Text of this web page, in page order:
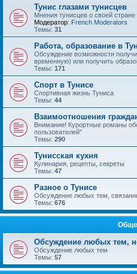
Тунис глазами тунисцев
Мнения тунисцев о своей стране
Модератор: French Moderators
Темы: 31
Работа, образование в
Обсуждение возможности
временную) или получить
Темы: 171
Спорт в Тунисе
Спортивная жизнь Туниса
Темы: 44
Взаимоотношения
Внимание! Курортные романы
пользователей"
Темы: 290
Тунисская кухня
Кулинария, рецепты, секреты
Темы: 47
Разное о Тунисе
Обсуждение любых тем,
Темы: 676
Обсуждение любых тем,
Обсуждение любых тем
Темы: 57